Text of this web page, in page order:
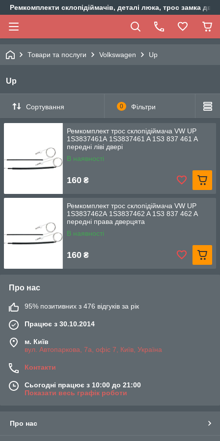
Ремкомплекти склопідіймачів, деталі люка, трос замка
Товари та послуги Volkswagen Up
Up
Сортування 0 Фільтри
Ремкомплект трос склопідіймача VW UP
1S3837461A 1S3837461 A 1S3 837 461 A
передні ліві двері
В наявності
160 ₴
Ремкомплект трос склопідіймача VW UP
1S3837462A 1S3837462 A 1S3 837 462 A
передні права дверцята
В наявності
160 ₴
Про нас
95% позитивних з 476 відгуків за рік
Працює з 30.10.2014
м. Київ
вул. Автопаркова, 7а, офіс 7, Київ, Україна
Контакти
Сьогодні працює з 10:00 до 21:00
Показати весь графік роботи
Про нас